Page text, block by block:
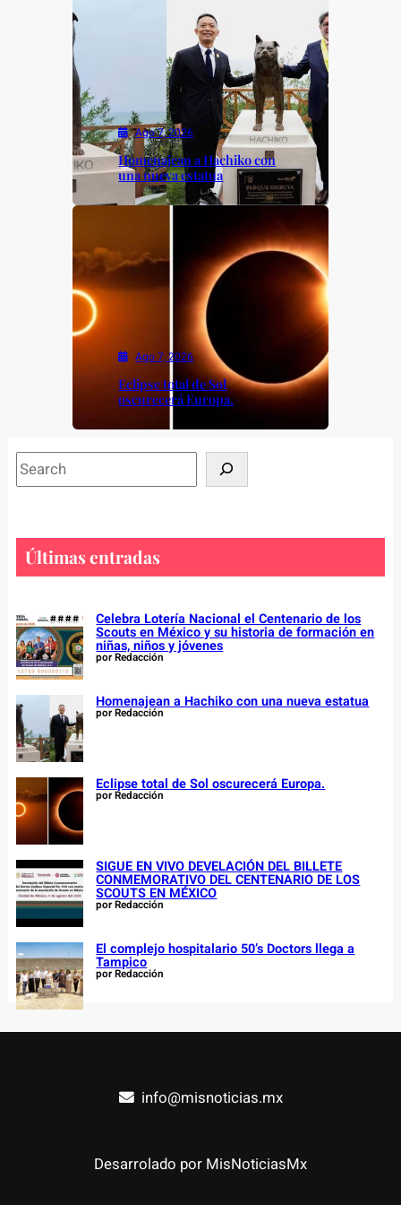
Ago 7, 2026
Homenajean a Hachiko con
una nueva estatua
Ago 7, 2026
Eclipse total de Sol
oscurecerá Europa.
S
e
r
h
Últimas entradas
Celebra Lotería Nacional el Centenario de los
Scouts en México y su historia de formación en
niñas, niños y jóvenes
por Redacción
Homenajean a Hachiko con una nueva estatua
por Redacción
Eclipse total de Sol oscurecerá Europa.
por Redacción
SIGUE EN VIVO DEVELACIÓN DEL BILLETE
CONMEMORATIVO DEL CENTENARIO DE LOS
SCOUTS EN MÉXICO
por Redacción
El complejo hospitalario 50’s Doctors llega a
Tampico
por Redacción
info@misnoticias.mx
Desarrolado por MisNoticiasMx